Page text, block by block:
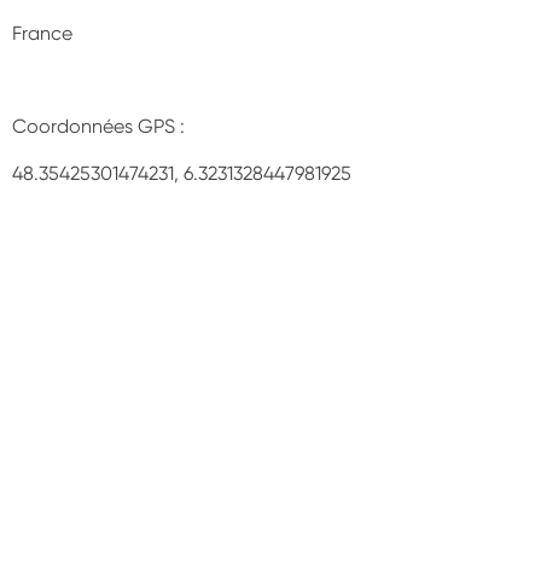
France
Coordonnées GPS :
48.35425301474231, 6.3231328447981925